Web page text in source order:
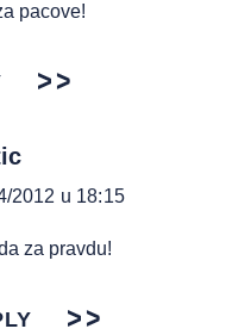
pacove!
2012 u 18:15
za pravdu!